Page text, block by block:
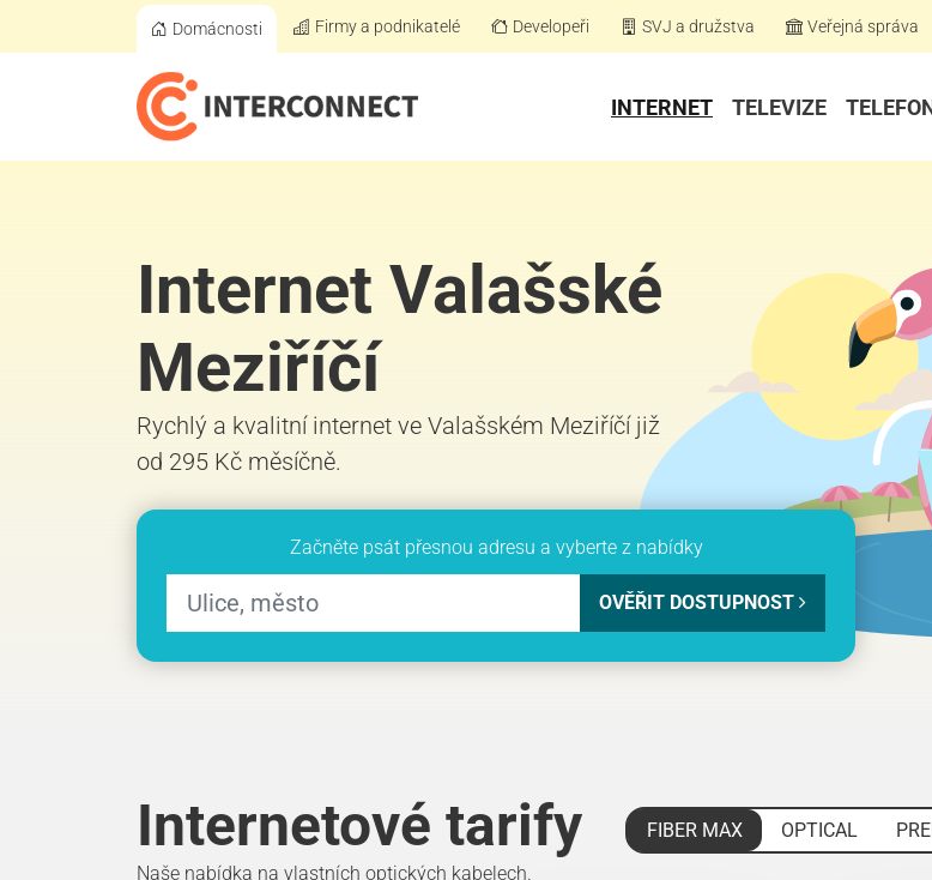
Domácnosti Firmy a podnikatelé Developeři SVJ a družstva Veřejná správa
INTERNET TELEVIZE
Internet Valašské
Meziříčí
Rychlý a kvalitní internet ve Valašském Meziříčí již
od 295 Kč měsíčně.
Začněte psát přesnou adresu a vyberte z nabídky
OVĚŘIT DOSTUPNOST
Internetové tarify FIBER MAX OPTICAL
Naše nabídka na vlastních optických kabelech.